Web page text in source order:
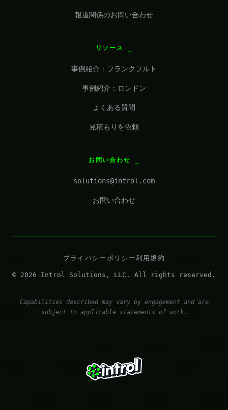
報道関係のお問い合わせ
リソース
事例紹介：フランクフルト
事例紹介：ロンドン
よくある質問
見積もりを依頼
お問い合わせ
solutions@introl.com
お問い合わせ
プライバシーポリシー利用規約
© 2026 Introl Solutions, LLC. All rights reserved.
Capabilities described may vary by engagement and are
subject to applicable statements of work.